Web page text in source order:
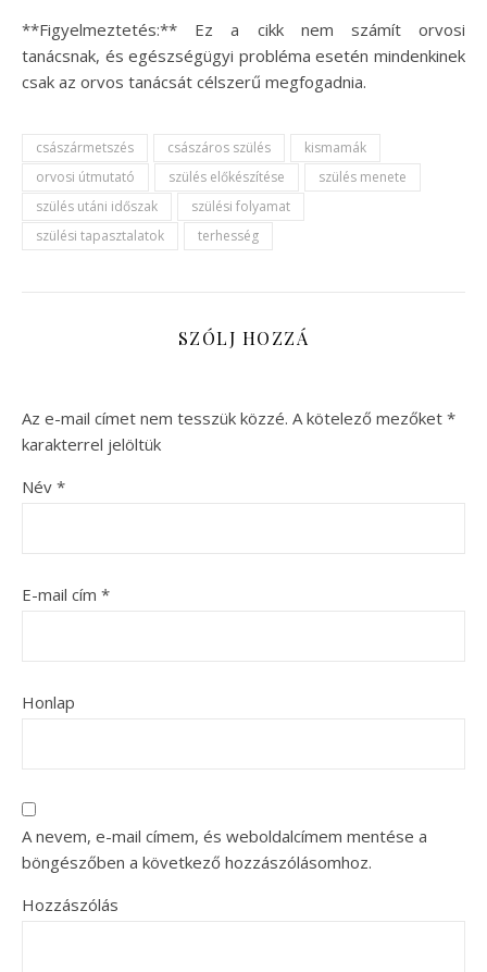
**Figyelmeztetés:** Ez a cikk nem számít orvosi
tanácsnak, és egészségügyi probléma esetén mindenkinek
csak az orvos tanácsát célszerű megfogadnia.
császármetszés császáros szülés
kismamák
orvosi útmutató
szülés előkészítése
szülés menete
szülés utáni időszak
szülési folyamat
szülési tapasztalatok
terhesség
SZÓLJ HOZZÁ
Az e-mail címet nem tesszük közzé. A kötelező mezőket *
karakterrel jelöltük
Név *
E-mail cím *
Honlap
A nevem, e-mail címem, és weboldalcímem mentése a
böngészőben a következő hozzászólásomhoz.
Hozzászólás